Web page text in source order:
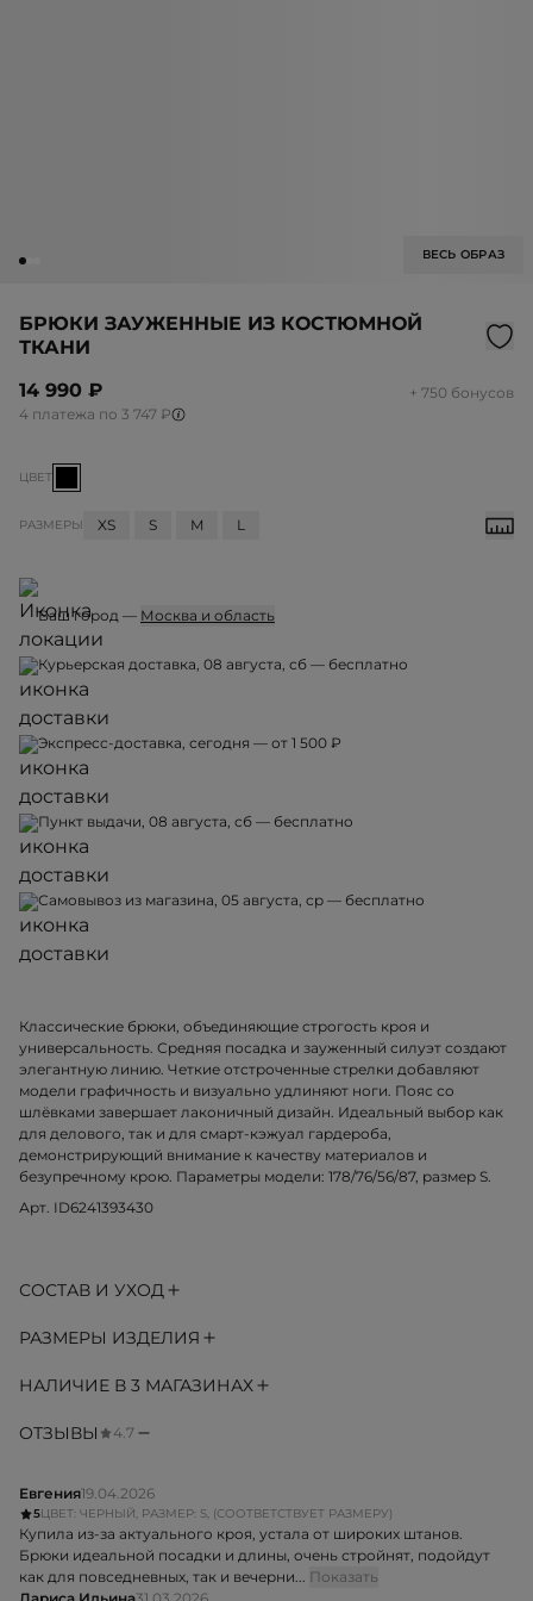
ВЕСЬ ОБРАЗ
БРЮКИ ЗАУЖЕННЫЕ ИЗ КОСТЮМНОЙ
ТКАНИ
14 990 ₽
+ 750 бонусов
4 платежа по 3 747 ₽
ЦВЕТ
РАЗМЕРЫ XS S M L
Ваш город — Москва и область
Курьерская доставка, 08 августа, сб — бесплатно
Экспресс-доставка, сегодня — от 1 500 ₽
Пункт выдачи, 08 августа, сб — бесплатно
Самовывоз из магазина, 05 августа, ср — бесплатно
Классические брюки, объединяющие строгость кроя и
универсальность. Средняя посадка и зауженный силуэт создают
элегантную линию. Четкие отстроченные стрелки добавляют
модели графичность и визуально удлиняют ноги. Пояс со
шлёвками завершает лаконичный дизайн. Идеальный выбор как
для делового, так и для смарт-кэжуал гардероба,
демонстрирующий внимание к качеству материалов и
безупречному крою. Параметры модели: 178/76/56/87, размер S.
Арт. ID6241393430
СОСТАВ И УХОД
РАЗМЕРЫ ИЗДЕЛИЯ
НАЛИЧИЕ В 3 МАГАЗИНАХ
ОТЗЫВЫ 4.7
Евгения19.04.2026
5ЦВЕТ: ЧЕРНЫЙ, РАЗМЕР: S, (СООТВЕТСТВУЕТ РАЗМЕРУ)
Купила из-за актуального кроя, устала от широких штанов.
Брюки идеальной посадки и длины, очень стройнят, подойдут
как для повседневных, так и вечерни... Показать